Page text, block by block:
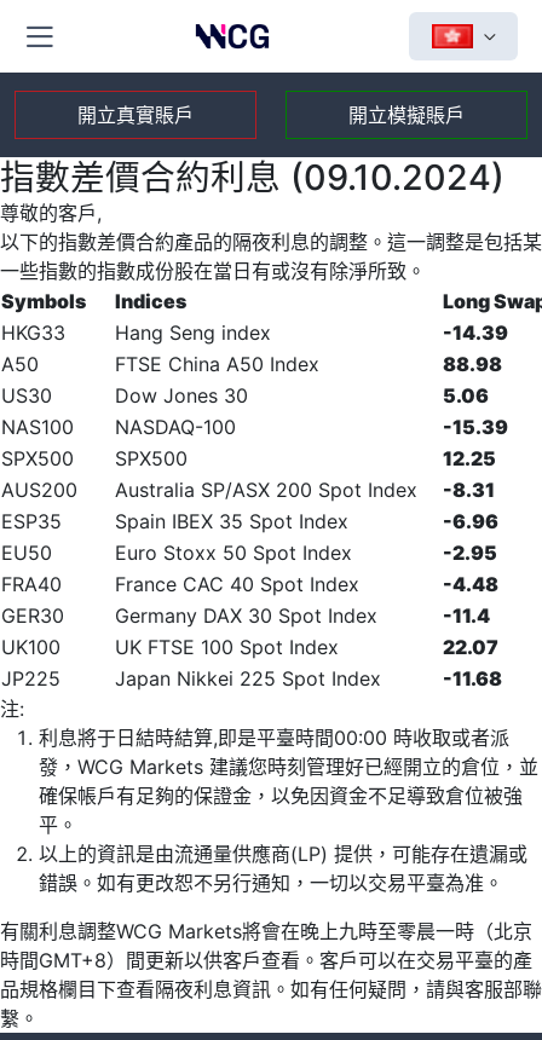
開立真實賬戶 開立模擬賬戶
指數差價合約利息 (09.10.2024)
尊敬的客戶,
以下的指數差價合約產品的隔夜利息的調整。這一調整是包括某
一些指數的指數成份股在當日有或沒有除淨所致。
Symbols
Indices
Long
HKG33
Hang Seng index
-14.39
A50
FTSE China A50 Index
88.98
US30
Dow Jones 30
5.06
NAS100
NASDAQ-100
-15.39
SPX500
SPX500
12.25
AUS200
Australia SP/ASX 200 Spot Index
-8.31
ESP35
Spain IBEX 35 Spot Index
-6.96
EU50
Euro Stoxx 50 Spot Index
-2.95
FRA40
France CAC 40 Spot Index
-4.48
GER30
Germany DAX 30 Spot Index
-11.4
UK100
UK FTSE 100 Spot Index
22.07
JP225
Japan Nikkei 225 Spot Index
-11.68
注:
利息將于日結時結算,即是平臺時間00:00 時收取或者派
發，WCG Markets 建議您時刻管理好已經開立的倉位，並
確保帳戶有足夠的保證金，以免因資金不足導致倉位被強
平。
以上的資訊是由流通量供應商(LP) 提供，可能存在遺漏或
錯誤。如有更改恕不另行通知，一切以交易平臺為准。
有關利息調整WCG Markets將會在晚上九時至零晨一時（北京
時間GMT+8）間更新以供客戶查看。客戶可以在交易平臺的產
品規格欄目下查看隔夜利息資訊。如有任何疑問，請與客服部聯
繫。